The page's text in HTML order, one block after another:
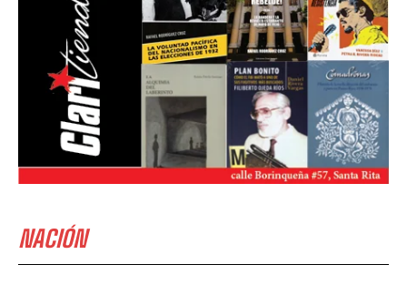
NACIÓN